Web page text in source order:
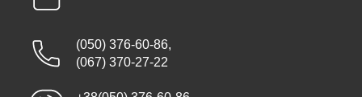
(050) 376-60-86,
(067) 370-27-22